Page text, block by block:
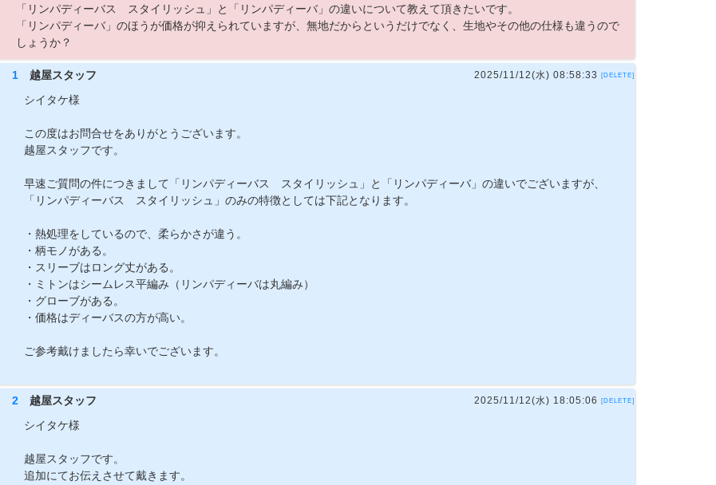
「リンパディーバス スタイリッシュ」と「リンパディーバ」の違いについて教えて頂きたいです。
「リンパディーバ」のほうが価格が抑えられていますが、無地だからというだけでなく、生地やその他の仕様も違うので
しょうか？
1 越屋スタッフ 2025/11/12(水) 08:58:33 [DELETE]
シイタケ様
この度はお問合せをありがとうございます。
越屋スタッフです。
早速ご質問の件につきまして「リンパディーバス スタイリッシュ」と「リンパディーバ」の違いでございますが、
「リンパディーバス スタイリッシュ」のみの特徴としては下記となります。
・熱処理をしているので、柔らかさが違う。
・柄モノがある。
・スリーブはロング丈がある。
・ミトンはシームレス平編み（リンパディーバは丸編み）
・グローブがある。
・価格はディーバスの方が高い。
ご参考戴けましたら幸いでございます。
2 越屋スタッフ 2025/11/12(水) 18:05:06 [DELETE]
シイタケ様
越屋スタッフです。
追加にてお伝えさせて戴きます。